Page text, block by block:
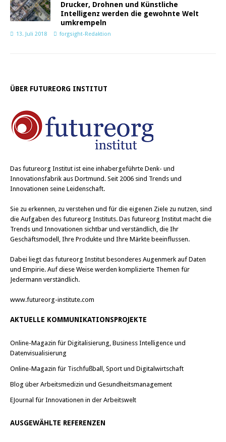
Drucker, Drohnen und Künstliche
Intelligenz werden die gewohnte Welt
umkrempeln
13. Juli 2018 forgsight-Redaktion
ÜBER FUTUREORG INSTITUT
Das futureorg Institut ist eine inhabergeführte Denk- und
Innovationsfabrik aus Dortmund. Seit 2006 sind Trends und
Innovationen seine Leidenschaft.
Sie zu erkennen, zu verstehen und für die eigenen Ziele zu nutzen, sind
die Aufgaben des futureorg Instituts. Das futureorg Institut macht die
Trends und Innovationen sichtbar und verständlich, die Ihr
Geschäftsmodell, Ihre Produkte und Ihre Märkte beeinflussen.
Dabei liegt das futureorg Institut besonderes Augenmerk auf Daten
und Empirie. Auf diese Weise werden komplizierte Themen für
Jedermann verständlich.
www.futureorg-institute.com
AKTUELLE KOMMUNIKATIONSPROJEKTE
Online-Magazin für Digitalisierung, Business Intelligence und
Datenvisualisierung
Online-Magazin für Tischfußball, Sport und Digitalwirtschaft
Blog über Arbeitsmedizin und Gesundheitsmanagement
EJournal für Innovationen in der Arbeitswelt
AUSGEWÄHLTE REFERENZEN